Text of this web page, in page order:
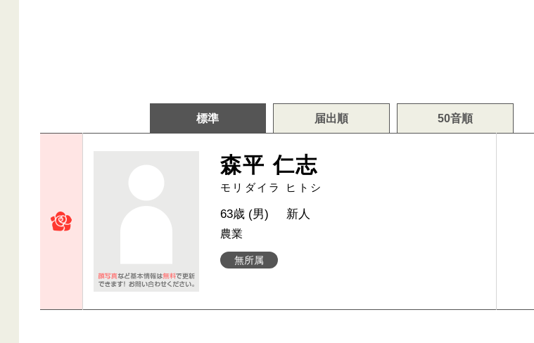
標準 届出順 50音順
森平 仁志
モリダイラ ヒトシ
無所属
63歳 (男) 新人
農業